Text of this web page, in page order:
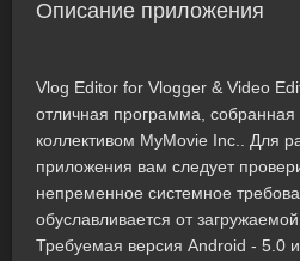
Описание приложения
Vlog Editor for Vlogger & Video
отличная программа,
коллективом MyMovie Inc.. Для
приложения вам следует
непременное системное
обуславливается от
Требуемая версия Android - 5.0